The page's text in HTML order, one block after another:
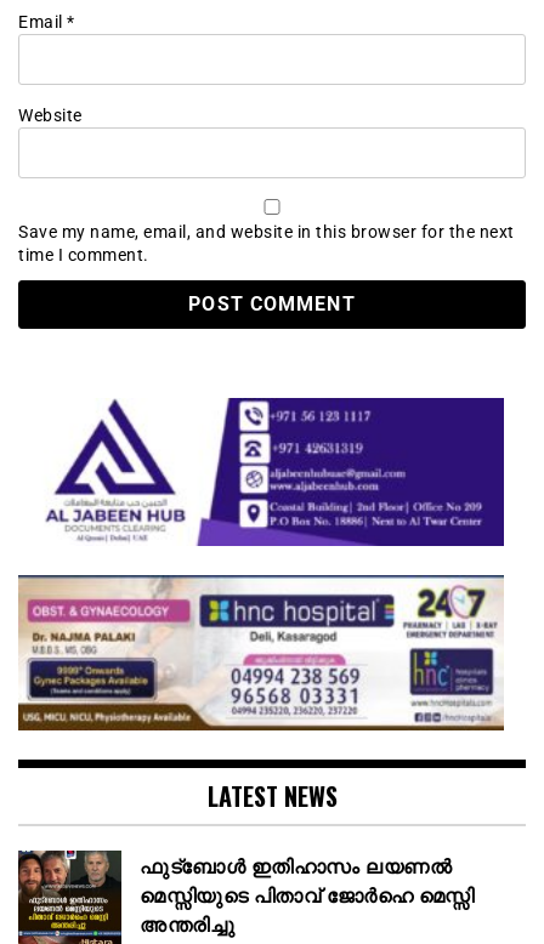
Email *
Website
Save my name, email, and website in this browser for the next
time I comment.
LATEST NEWS
ഫുട്ബോൾ ഇതിഹാസം ലയണൽ
മെസ്സിയുടെ പിതാവ് ജോർഹെ മെസ്സി
അന്തരിച്ചു